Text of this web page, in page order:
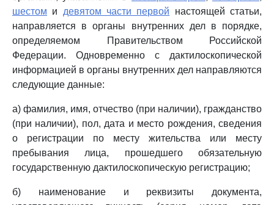
шестом и девятом части первой настоящей статьи,
направляется в органы внутренних дел в порядке,
определяемом Правительством Российской
Федерации. Одновременно с дактилоскопической
информацией в органы внутренних дел направляются
следующие данные:
а) фамилия, имя, отчество (при наличии), гражданство
(при наличии), пол, дата и место рождения, сведения
о регистрации по месту жительства или месту
пребывания лица, прошедшего обязательную
государственную дактилоскопическую регистрацию;
б) наименование и реквизиты документа,